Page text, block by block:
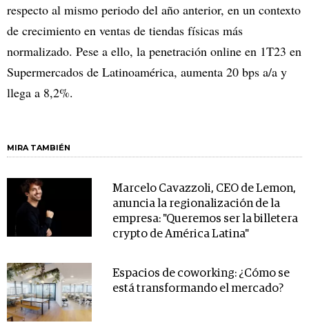
respecto al mismo periodo del año anterior, en un contexto
de crecimiento en ventas de tiendas físicas más
normalizado. Pese a ello, la penetración online en 1T23 en
Supermercados de Latinoamérica, aumenta 20 bps a/a y
llega a 8,2%.
MIRA TAMBIÉN
Marcelo Cavazzoli, CEO de Lemon,
anuncia la regionalización de la
empresa: "Queremos ser la billetera
crypto de América Latina"
Espacios de coworking: ¿Cómo se
está transformando el mercado?